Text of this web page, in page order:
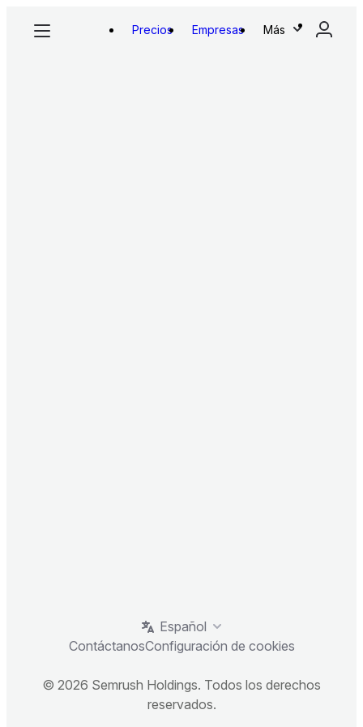
Precios Empresas Más
Español
ContáctanosConfiguración de cookies
© 2026 Semrush Holdings. Todos los derechos
reservados.